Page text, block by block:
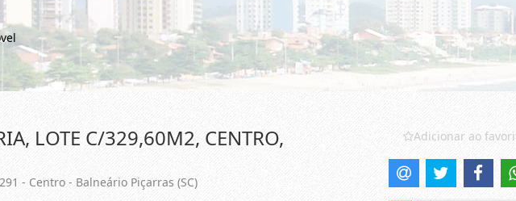
LOTE C/329,60M2, CENTRO,
- Centro - Balneário Piçarras (SC)
Adicionar ao